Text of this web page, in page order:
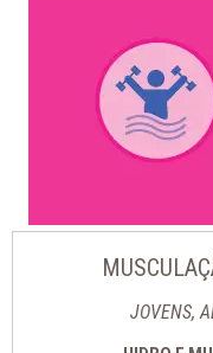
JOVENS,